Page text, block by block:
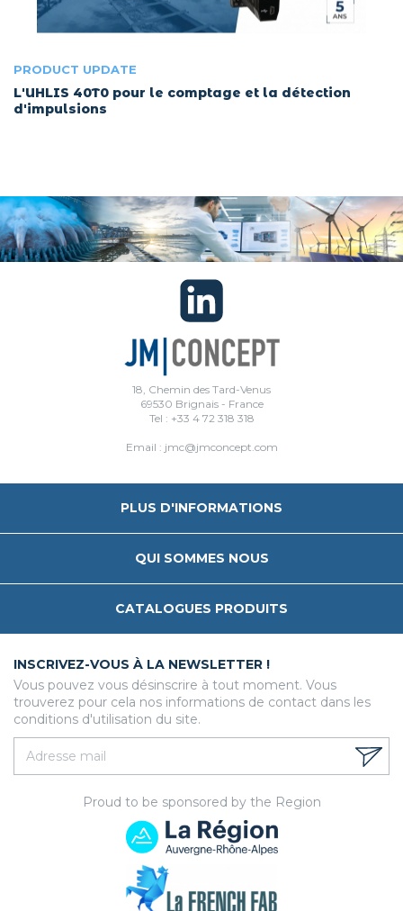
PRODUCT UPDATE
L'UHLIS 40T0 pour le comptage et la détection
d'impulsions
18, Chemin des Tard-Venus
69530 Brignais - France
Tel : +33 4 72 318 318
Email : jmc@jmconcept.com
PLUS D'INFORMATIONS
QUI SOMMES NOUS
CATALOGUES PRODUITS
INSCRIVEZ-VOUS À LA NEWSLETTER !
Vous pouvez vous désinscrire à tout moment. Vous
trouverez pour cela nos informations de contact dans les
conditions d'utilisation du site.
Proud to be sponsored by the Region